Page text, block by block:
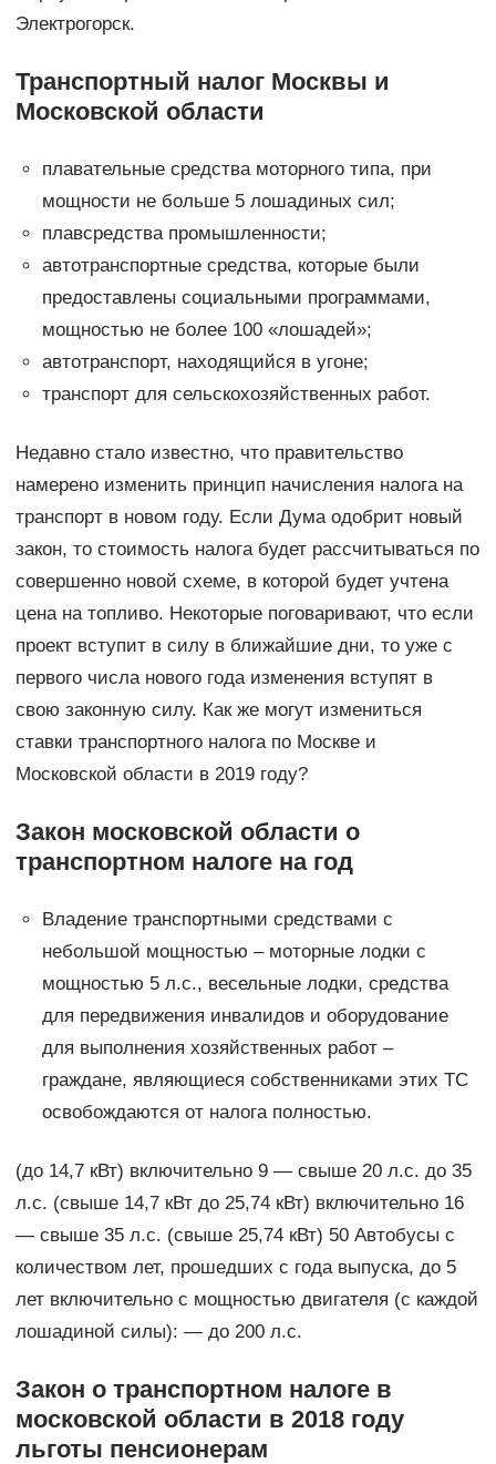
Электрогорск.
Транспортный налог Москвы и
Московской области
плавательные средства моторного типа, при
мощности не больше 5 лошадиных сил;
плавсредства промышленности;
автотранспортные средства, которые были
предоставлены социальными программами,
мощностью не более 100 «лошадей»;
автотранспорт, находящийся в угоне;
транспорт для сельскохозяйственных работ.
Недавно стало известно, что правительство
намерено изменить принцип начисления налога на
транспорт в новом году. Если Дума одобрит новый
закон, то стоимость налога будет рассчитываться по
совершенно новой схеме, в которой будет учтена
цена на топливо. Некоторые поговаривают, что если
проект вступит в силу в ближайшие дни, то уже с
первого числа нового года изменения вступят в
свою законную силу. Как же могут измениться
ставки транспортного налога по Москве и
Московской области в 2019 году?
Закон московской области о
транспортном налоге на год
Владение транспортными средствами с
небольшой мощностью – моторные лодки с
мощностью 5 л.с., весельные лодки, средства
для передвижения инвалидов и оборудование
для выполнения хозяйственных работ –
граждане, являющиеся собственниками этих ТС
освобождаются от налога полностью.
(до 14,7 кВт) включительно 9 — свыше 20 л.с. до 35
л.с. (свыше 14,7 кВт до 25,74 кВт) включительно 16
— свыше 35 л.с. (свыше 25,74 кВт) 50 Автобусы с
количеством лет, прошедших с года выпуска, до 5
лет включительно с мощностью двигателя (с каждой
лошадиной силы): — до 200 л.с.
Закон о транспортном налоге в
московской области в 2018 году
льготы пенсионерам